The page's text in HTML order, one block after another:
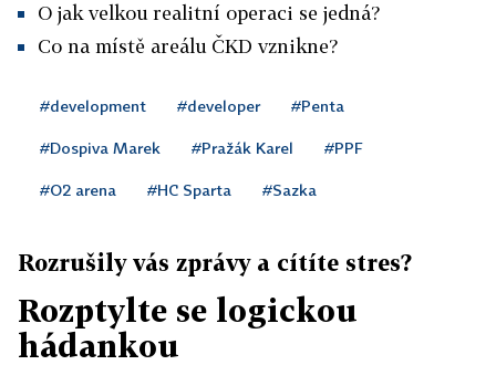
O jak velkou realitní operaci se jedná?
Co na místě areálu ČKD vznikne?
#development #developer #Penta
#Dospiva Marek #Pražák Karel #PPF
#O2 arena #HC Sparta #Sazka
Rozrušily vás zprávy a cítíte stres?
Rozptylte se logickou
hádankou